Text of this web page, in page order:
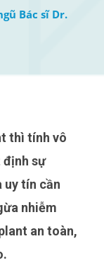
Bác sĩ Dr.
sự
uy tín cần
nhiễm
an toàn,